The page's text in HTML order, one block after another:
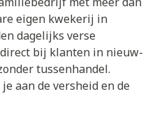
eigen kwekerij in
dagelijks verse
bij klanten in nieuw-
tussenhandel.
aan de versheid en de